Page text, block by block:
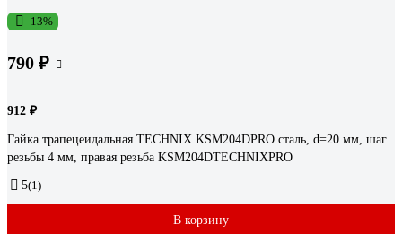
-13%
790 ₽
912 ₽
Гайка трапецеидальная TECHNIX KSM204DPRO сталь, d=20 мм, шаг
резьбы 4 мм, правая резьба KSM204DTECHNIXPRO
5(1)
В корзину